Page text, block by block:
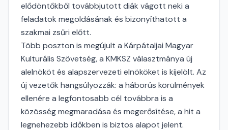
elődöntőkből továbbjutott diák vágott neki a
feladatok megoldásának és bizonyíthatott a
szakmai zsűri előtt.
Több poszton is megújult a Kárpátaljai Magyar
Kulturális Szövetség, a KMKSZ választmánya új
alelnököt és alapszervezeti elnököket is kijelölt. Az
új vezetők hangsúlyozzák: a háborús körülmények
ellenére a legfontosabb cél továbbra is a
közösség megmaradása és megerősítése, a hit a
legnehezebb időkben is biztos alapot jelent.